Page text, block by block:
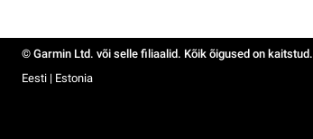
© Garmin Ltd. või selle filiaalid. Kõik õigused on kaitstud.
Eesti | Estonia